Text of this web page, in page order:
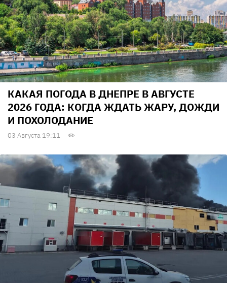
КАКАЯ ПОГОДА В ДНЕПРЕ В АВГУСТЕ
2026 ГОДА: КОГДА ЖДАТЬ ЖАРУ, ДОЖДИ
И ПОХОЛОДАНИЕ
03 Августа 19:11